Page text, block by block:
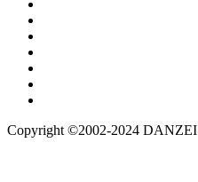
Copyright ©2002-2024 DANZEI